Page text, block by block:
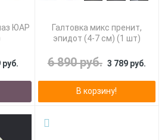
ЮАР
руб.
Галтовка микс пренит,
эпидот (4-7 см) (1 шт)
6 890 руб. 3 789 руб.
В корзину!